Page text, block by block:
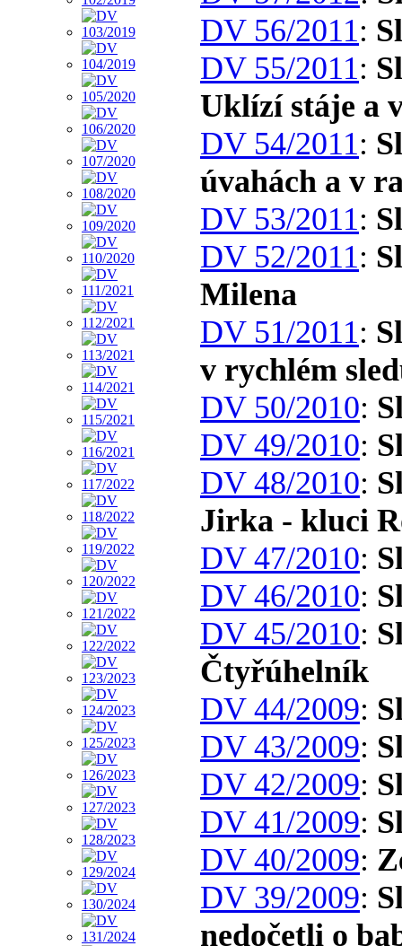
DV 56/2011:
DV 55/2011:
Uklízí stáje a
DV 54/2011:
úvahách a v
DV 53/2011:
DV 52/2011:
Milena
DV 51/2011:
v rychlém
DV 50/2010:
DV 49/2010:
DV 48/2010:
Jirka - kluci
DV 47/2010:
DV 46/2010:
DV 45/2010:
Čtyřúhelník
DV 44/2009:
DV 43/2009:
DV 42/2009:
DV 41/2009:
DV 40/2009:
DV 39/2009:
nedočetli o